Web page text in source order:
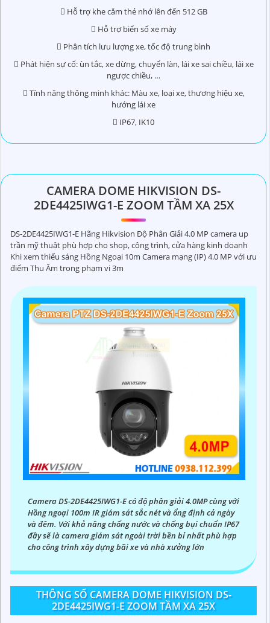
 Hỗ trợ khe cắm thẻ nhớ lên đến 512 GB
 Hỗ trợ biển số xe máy
 Phân tích lưu lượng xe, tốc độ trung bình
 Phát hiện sự cố: ùn tắc, xe dừng, chuyển làn, lái xe sai chiều, lái xe
ngược chiều, …
 Tính năng thông minh khác: Màu xe, loại xe, thương hiệu xe,
hướng lái xe
 IP67, IK10
CAMERA DOME HIKVISION DS-
2DE4425IWG1-E ZOOM TẦM XA 25X
DS-2DE4425IWG1-E Hãng Hikvision Độ Phân Giải 4.0 MP camera up
trần mỹ thuật phù hợp cho shop, công trình, cửa hàng kinh doanh
Khi xem thiếu sáng Hồng Ngoại 10m Camera mạng (IP) 4.0 MP với ưu
điểm Thu Âm trong phạm vi 3m
Camera DS-2DE4425IWG1-E có độ phân giải 4.0MP cùng với
Hồng ngoại 100m IR giám sát sắc nét và ổng định cả ngày
và đêm. Với khả năng chống nước và chống bụi chuẩn IP67
đầy sẽ là camera giám sát ngoài trời bền bỉ nhất phù hợp
cho công trình xây dựng bãi xe và nhà xưởng lớn
THÔNG SỐ CAMERA DOME HIKVISION DS-
2DE4425IWG1-E ZOOM TẦM XA 25X